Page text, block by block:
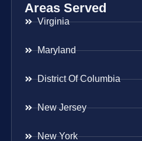
Areas Served
Virginia
Maryland
District Of Columbia
New Jersey
New York